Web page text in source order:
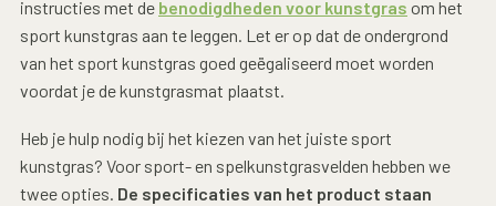
instructies met de benodigdheden voor kunstgras om het
sport kunstgras aan te leggen. Let er op dat de ondergrond
van het sport kunstgras goed geëgaliseerd moet worden
voordat je de kunstgrasmat plaatst.
Heb je hulp nodig bij het kiezen van het juiste sport
kunstgras? Voor sport- en spelkunstgrasvelden hebben we
twee opties. De specificaties van het product staan